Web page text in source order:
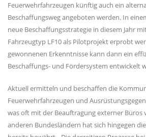
Feuerwehrfahrzeugen künftig auch ein
Beschaffungsweg angeboten werden. In
neue Beschaffungsstrategie in diesem Jahr
Fahrzeugtyp LF10 als Pilotprojekt erprobt
gewonnenen Erkenntnisse kann dann ein
Beschaffungs- und Fördersystem entwickelt
Aktuell ermitteln und beschaffen die
Feuerwehrfahrzeugen und
was oft mit der Beauftragung externer Büros
anderen Bundesländern hat sich hingegen